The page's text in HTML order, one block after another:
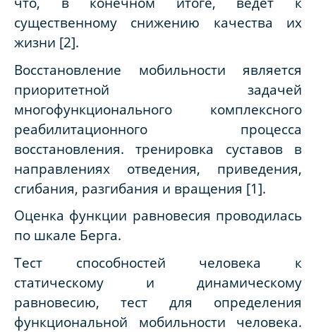
существенному снижению качества их
жизни [2].
Восстановление мобильности является
приоритетной задачей
многофункционального комплексного
реабилитационного процесса
восстановления. тренировка суставов в
направлениях отведения, приведения,
сгибания, разгибания и вращения [1].
Оценка функции равновесия проводилась
по шкале Берга.
Тест способностей человека к
статическому и динамическому
равновесию, тест для определения
функциональной мобильности человека.